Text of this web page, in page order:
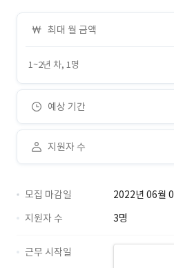
최대 월 금액
1~2년 차, 1명
예상 기간
지원자 수
모집 마감일
2022년 06월
지원자 수
3명
근무 시작일